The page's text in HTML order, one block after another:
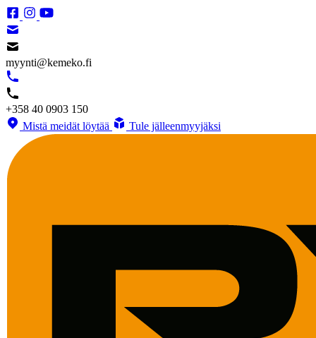
myynti@kemeko.fi
+358 40 0903 150
Mistä meidät löytää
Tule jälleenmyyjäksi